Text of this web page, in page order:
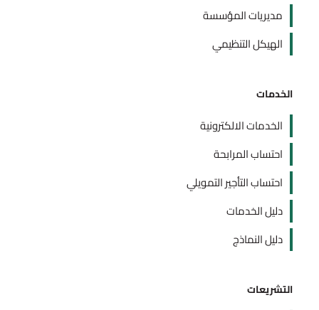
مديريات المؤسسة
الهيكل التنظيمي
الخدمات
الخدمات الالكترونية
احتساب المرابحة
احتساب التأجير التمويلي
دليل الخدمات
دليل النماذج
التشريعات